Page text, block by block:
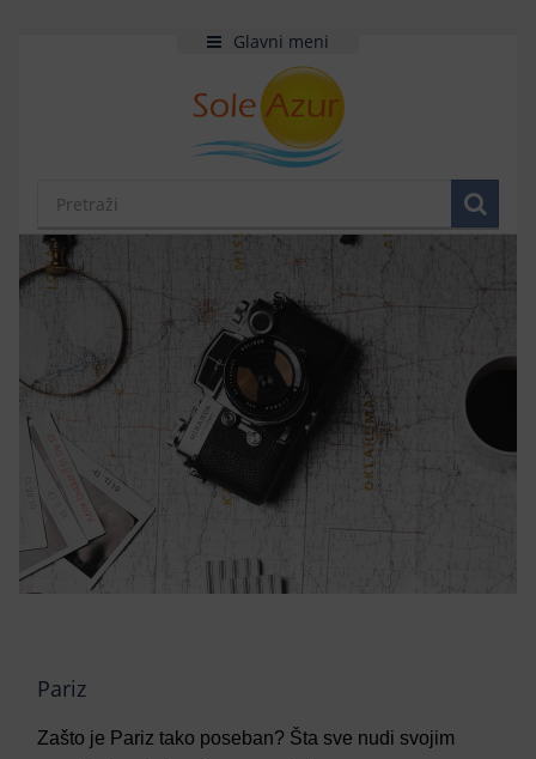
Glavni meni
Pariz
Zašto je Pariz tako poseban? Šta sve nudi svojim